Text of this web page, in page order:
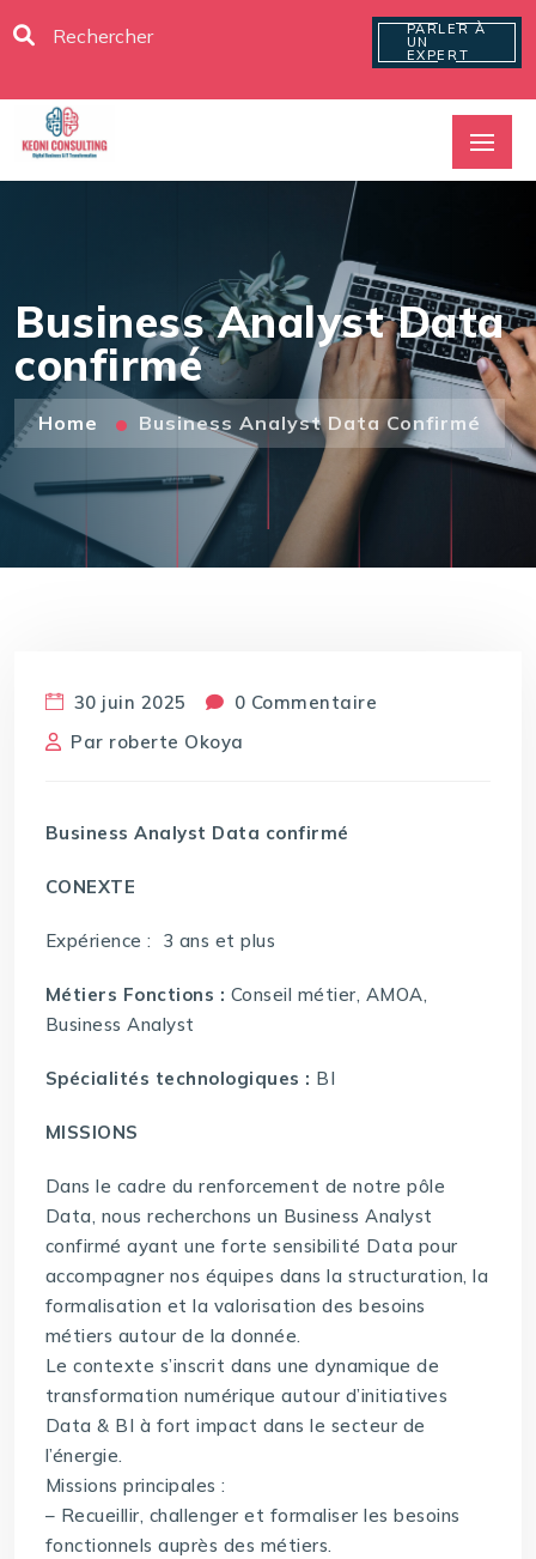
PARLER À
UN
EXPERT
Business Analyst Data
confirmé
Home Business Analyst Data Confirmé
30 juin 2025
0 Commentaire
Par roberte Okoya
Business Analyst Data confirmé
CONEXTE
Expérience : 3 ans et plus
Métiers Fonctions : Conseil métier, AMOA,
Business Analyst
Spécialités technologiques : BI
MISSIONS
Dans le cadre du renforcement de notre pôle
Data, nous recherchons un Business Analyst
confirmé ayant une forte sensibilité Data pour
accompagner nos équipes dans la structuration, la
formalisation et la valorisation des besoins
métiers autour de la donnée.
Le contexte s’inscrit dans une dynamique de
transformation numérique autour d’initiatives
Data & BI à fort impact dans le secteur de
l’énergie.
Missions principales :
– Recueillir, challenger et formaliser les besoins
fonctionnels auprès des métiers.